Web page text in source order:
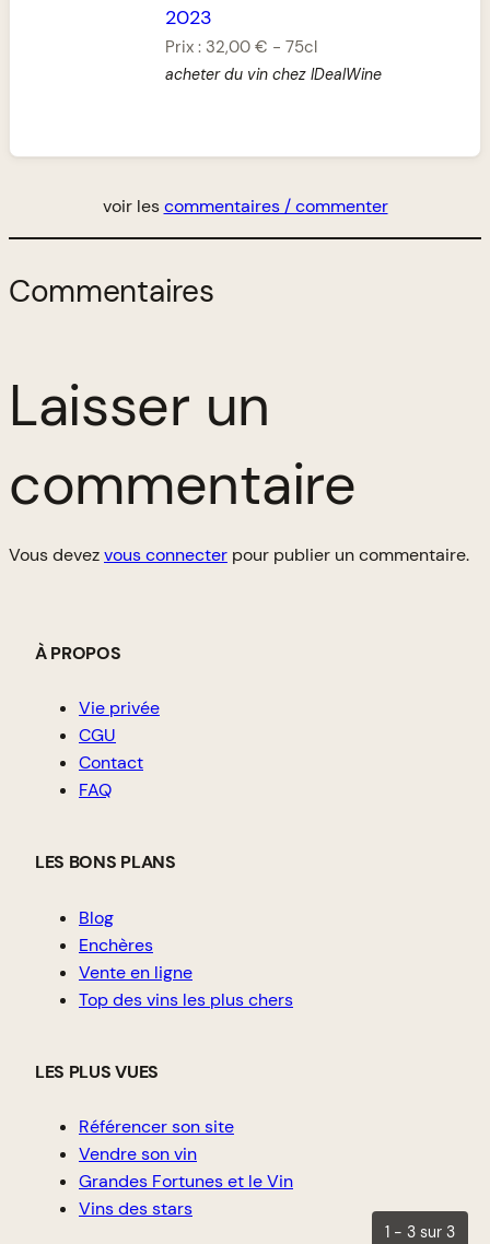
2023
Prix : 32,00 € - 75cl
acheter du vin chez IDealWine
voir lescommentaires / commenter
Commentaires
Laisser un
commentaire
Vous devezvous connecter pour publier un commentaire.
À PROPOS
Vie privée
CGU
Contact
FAQ
LES BONS PLANS
Blog
Enchères
Vente en ligne
Top des vins les plus chers
LES PLUS VUES
Référencer son site
Vendre son vin
Grandes Fortunes et le Vin
Vins des stars
1 - 3 sur 3